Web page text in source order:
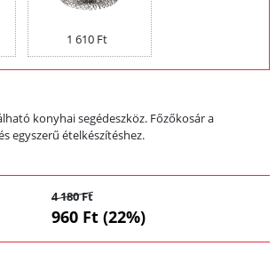
1 610 Ft
konyhai segédeszköz. Főzőkosár a
egyszerű ételkészítéshez.
4 180 Ft
960 Ft (22%)